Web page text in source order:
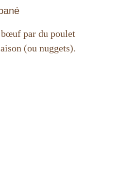
par du poulet
(ou nuggets).